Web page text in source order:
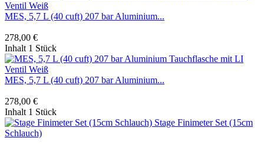
MES, 5,7 L (40 cuft) 207 bar Aluminium...
278,00 €
Inhalt 1 Stück
MES, 5,7 L (40 cuft) 207 bar Aluminium...
278,00 €
Inhalt 1 Stück
Stage Finimeter Set (15cm
Schlauch)